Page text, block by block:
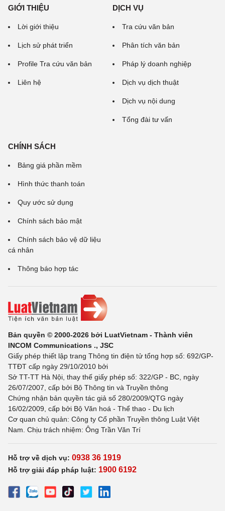
GIỚI THIỆU
Lời giới thiệu
Lịch sử phát triển
Profile Tra cứu văn bản
Liên hệ
DỊCH VỤ
Tra cứu văn bản
Phân tích văn bản
Pháp lý doanh nghiệp
Dịch vụ dịch thuật
Dịch vụ nội dung
Tổng đài tư vấn
CHÍNH SÁCH
Bảng giá phần mềm
Hình thức thanh toán
Quy ước sử dụng
Chính sách bảo mật
Chính sách bảo vệ dữ liệu
cá nhân
Thông báo hợp tác
Bản quyền © 2000-2026 bởi LuatVietnam - Thành viên
INCOM Communications ., JSC
Giấy phép thiết lập trang Thông tin điện tử tổng hợp số: 692/GP-
TTĐT cấp ngày 29/10/2010 bởi
Sở TT-TT Hà Nội, thay thế giấy phép số: 322/GP - BC, ngày
26/07/2007, cấp bởi Bộ Thông tin và Truyền thông
Chứng nhận bản quyền tác giả số 280/2009/QTG ngày
16/02/2009, cấp bởi Bộ Văn hoá - Thể thao - Du lịch
Cơ quan chủ quản: Công ty Cổ phần Truyền thông Luật Việt
Nam. Chịu trách nhiệm: Ông Trần Văn Trí
Hỗ trợ về dịch vụ: 0938 36 1919
Hỗ trợ giải đáp pháp luật: 1900 6192